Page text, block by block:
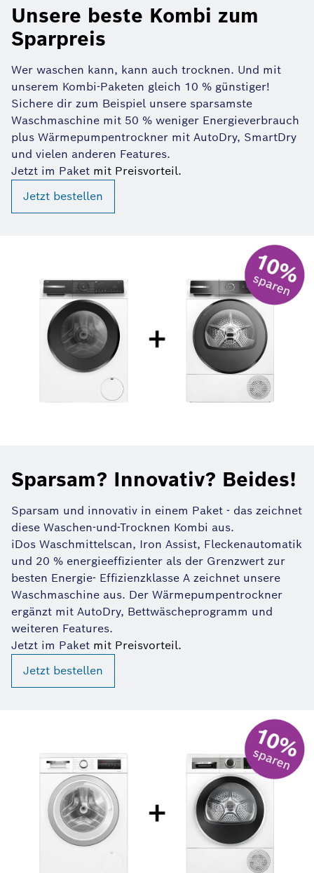
Unsere beste Kombi zum
Sparpreis
Wer waschen kann, kann auch trocknen. Und mit
unserem Kombi-Paketen gleich 10 % günstiger!
Sichere dir zum Beispiel unsere sparsamste
Waschmaschine mit 50 % weniger Energieverbrauch
plus Wärmepumpentrockner mit AutoDry, SmartDry
und vielen anderen Features.
Jetzt im Paket mit Preisvorteil.
Jetzt bestellen
Sparsam? Innovativ? Beides!
Sparsam und innovativ in einem Paket - das zeichnet
diese Waschen-und-Trocknen Kombi aus.
iDos Waschmittelscan, Iron Assist, Fleckenautomatik
und 20 % energieeffizienter als der Grenzwert zur
besten Energie- Effizienzklasse A zeichnet unsere
Waschmaschine aus. Der Wärmepumpentrockner
ergänzt mit AutoDry, Bettwäscheprogramm und
weiteren Features.
Jetzt im Paket mit Preisvorteil.
Jetzt bestellen